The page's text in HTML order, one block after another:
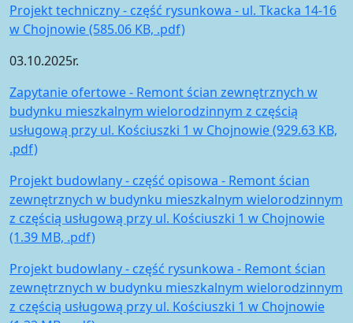
Projekt techniczny - część rysunkowa - ul. Tkacka 14-16
w Chojnowie (585.06 KB, .pdf)
03.10.2025r.
Zapytanie ofertowe - Remont ścian zewnętrznych w
budynku mieszkalnym wielorodzinnym z częścią
usługową przy ul. Kościuszki 1 w Chojnowie (929.63 KB,
.pdf)
Projekt budowlany - część opisowa - Remont ścian
zewnętrznych w budynku mieszkalnym wielorodzinnym
z częścią usługową przy ul. Kościuszki 1 w Chojnowie
(1.39 MB, .pdf)
Projekt budowlany - część rysunkowa - Remont ścian
zewnętrznych w budynku mieszkalnym wielorodzinnym
z częścią usługową przy ul. Kościuszki 1 w Chojnowie